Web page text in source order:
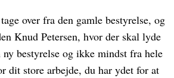
over fra den gamle bestyrelse, og
Knud Petersen, hvor der skal lyde
bestyrelse og ikke mindst fra hele
dit store arbejde, du har ydet for at